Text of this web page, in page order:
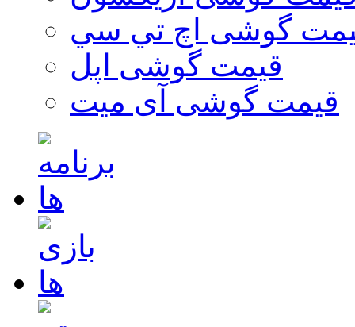
گوشی اچ تي سي
قیمت گوشی اپل
قیمت گوشی آی میت